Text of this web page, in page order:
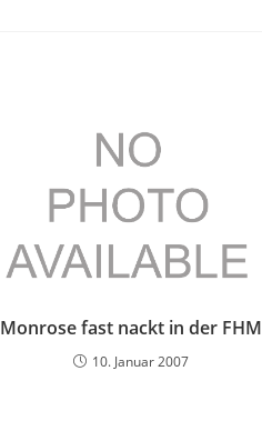
Monrose fast nackt in der FHM
10. Januar 2007